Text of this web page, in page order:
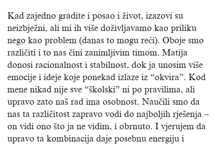
Kad zajedno gradite i posao i život, izazovi su
neizbježni, ali mi ih više doživljavamo kao priliku
nego kao problem (danas to mogu reći). Oboje smo
različiti i to nas čini zanimljivim timom. Matija
donosi racionalnost i stabilnost, dok ja unosim više
emocije i ideje koje ponekad izlaze iz “okvira”. Kod
mene nikad nije sve “školski” ni po pravilima, ali
upravo zato naš rad ima osobnost. Naučili smo da
nas ta različitost zapravo vodi do najboljih rješenja –
on vidi ono što ja ne vidim, i obrnuto. I vjerujem da
upravo ta kombinacija daje posebnu energiju i